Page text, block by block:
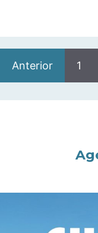
Anterior 1